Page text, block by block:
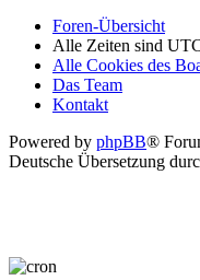
Foren-Übersicht
Alle Zeiten sind
Alle Cookies des
Das Team
Kontakt
Powered by phpBB®
Deutsche Übersetzung